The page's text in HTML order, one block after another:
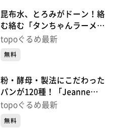
昆布水、とろみがドーン！絡
む絡む「タンちゃんラーメン
昆布水つけ麺」（青葉区花京
topoぐるめ最新
無料
粉・酵母・製法にこだわった
パンが120種！「Jeanne
d’arc Fils&Père」（若林区木
topoぐるめ最新
無料